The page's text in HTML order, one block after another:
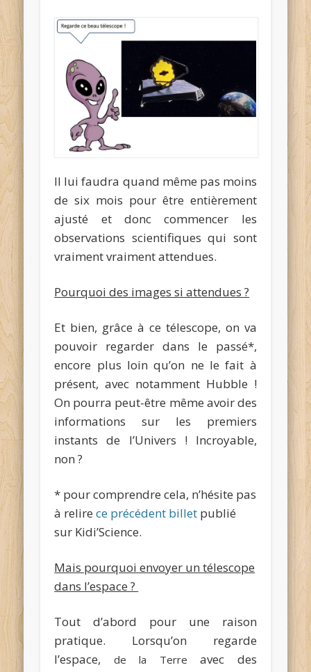
Il lui faudra quand même pas moins
de six mois pour être entièrement
ajusté et donc commencer les
observations scientifiques qui sont
vraiment vraiment attendues.
Pourquoi des images si attendues ?
Et bien, grâce à ce télescope, on va
pouvoir regarder dans le passé*,
encore plus loin qu’on ne le fait à
présent, avec notamment Hubble !
On pourra peut-être même avoir des
informations sur les premiers
instants de l’Univers ! Incroyable,
non ?
* pour comprendre cela, n’hésite pas
à relire ce précédent billet publié
sur Kidi’Science.
Mais pourquoi envoyer un télescope
dans l’espace ?
Tout d’abord pour une raison
pratique. Lorsqu’on regarde
l’espace, de la Terre
avec des